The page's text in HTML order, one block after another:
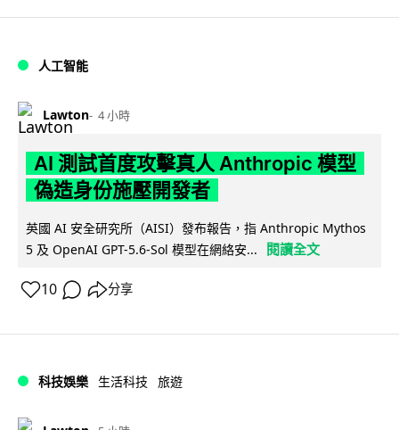
人工智能
Lawton 4 小時
AI 測試首度攻擊真人 Anthropic 模型
偽造身份施壓開發者
英國 AI 安全研究所（AISI）發布報告，指 Anthropic Mythos
5 及 OpenAI GPT-5.6-Sol 模型在網絡安...
閱讀全文
10 分享
科技娛樂 生活科技 旅遊